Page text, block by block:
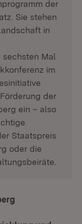
der
Sie stehen
in
Mal
im
der
ein – also
Staatspreis
oder die